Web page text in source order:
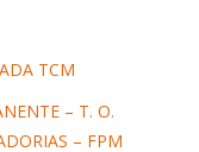
TCM
– T. O.
– FPM